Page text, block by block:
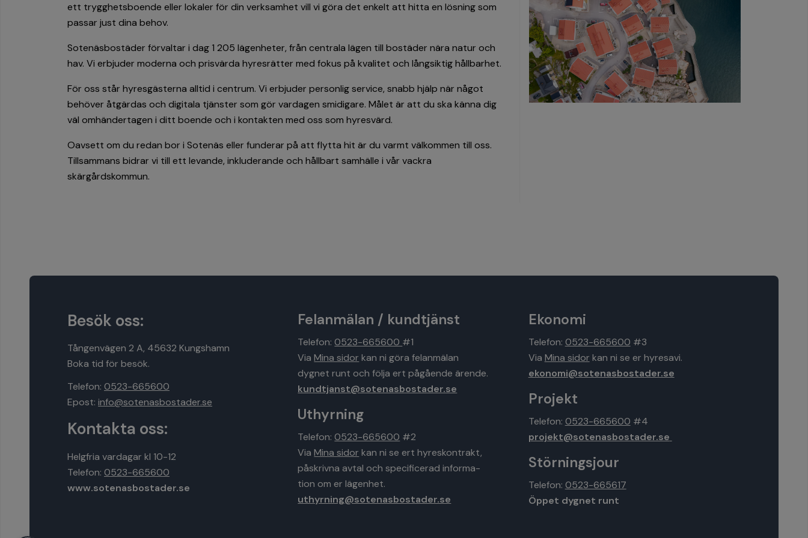
ett trygghetsboende eller lokaler för din verksamhet vill vi göra det enkelt att hitta en lösning som
passar just dina behov.
Sotenäsbostäder förvaltar i dag 1 205 lägenheter, från centrala lägen till bostäder nära natur och
hav. Vi erbjuder moderna och prisvärda hyresrätter med fokus på kvalitet och långsiktig hållbarhet.
För oss står hyresgästerna alltid i centrum. Vi erbjuder personlig service, snabb hjälp när något
behöver åtgärdas och digitala tjänster som gör vardagen smidigare. Målet är att du ska känna dig
väl omhändertagen i ditt boende och i kontakten med oss som hyresvärd.
Oavsett om du redan bor i Sotenäs eller funderar på att flytta hit är du varmt välkommen till oss.
Tillsammans bidrar vi till ett levande, inkluderande och hållbart samhälle i vår vackra
skärgårdskommun.
Besök oss:
Tångenvägen 2 A, 45632 Kungshamn
Boka tid för besök.
Telefon: 0523-665600
Epost: info@sotenasbostader.se
Kontakta oss:
Helgfria vardagar kl 10-12
Telefon: 0523-665600
www.sotenasbostader.se
Felanmälan / kundtjänst
Telefon:0523-665600 #1
ViaMina sidor kan ni göra felanmälan
dygnet runt och följa ert pågående ärende.
kundtjanst@sotenasbostader.se
Uthyrning
Telefon:0523-665600 #2
ViaMina sidor kan ni se ert hyreskontrakt,
påskrivna avtal och specificerad informa-
tion om er lägenhet.
uthyrning@sotenasbostader.se
Ekonomi
Telefon: 0523-665600 #3
Via Mina sidor kan ni se er hyresavi.
ekonomi@sotenasbostader.se
Projekt
Telefon: 0523-665600 #4
projekt@sotenasbostader.se
Störningsjour
Telefon: 0523-665617
Öppet dygnet runt